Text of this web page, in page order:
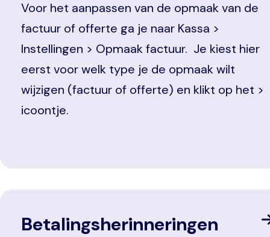
Voor het aanpassen van de opmaak van de
factuur of offerte ga je naar Kassa >
Instellingen > Opmaak factuur. Je kiest hier
eerst voor welk type je de opmaak wilt
wijzigen (factuur of offerte) en klikt op het >
icoontje.
Betalingsherinneringen